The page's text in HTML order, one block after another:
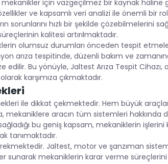
için vazgeçilmez bir kaynak haline
ve kapsamlı veri analizi ile önemli bir
sorunlarını hızlı bir şekilde çözebilmelerini
kalitesi artırılmaktadır.
olumsuz durumları önceden tespit
arıza tespitinde, düzenli bakım ve
edilir. Bu yönüyle, Jaltest Arıza Tespit
karşımıza çıkmaktadır.
ile dikkat çekmektedir. Hem büyük
aracın tüm sistemleri hakkında
bu geniş kapsam, mekaniklerin işlerini
tanımaktadır.
Jaltest, motor ve şanzıman
sunarak mekaniklerin karar verme